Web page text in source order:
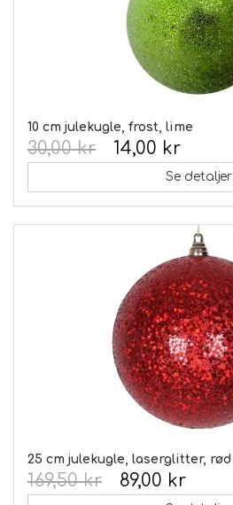
10 cm julekugle, frost, lime
14,00 kr
30,00 kr
Se detaljer
25 cm julekugle, laserglitter, rød
89,00 kr
169,50 kr